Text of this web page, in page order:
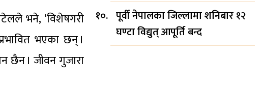
भने, ‘विशेषगरी
भएका छन् ।
छैन । जीवन गुजारा
पूर्वी नेपालका जिल्लामा शनिबार १२
घण्टा विद्युत् आपूर्ति बन्द